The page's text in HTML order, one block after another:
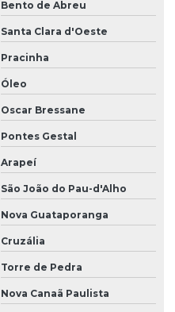
Bento de Abreu
Santa Clara d'Oeste
Pracinha
Óleo
Oscar Bressane
Pontes Gestal
Arapeí
São João do Pau-d'Alho
Nova Guataporanga
Cruzália
Torre de Pedra
Nova Canaã Paulista